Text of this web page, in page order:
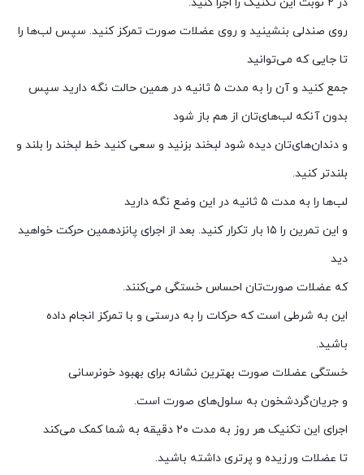
روی صندلی بنشینید و روی عضلات صورت تمرکز کنید. سپس لب‌ها را
تا جایی که می‌توانید
جمع کنید و آن را به مدت ۵ ثانیه در همین حالت نگه ‌دارید سپس
بدون آنکه لب‌های‌تان از هم باز شود
و دندان‌های‌تان دیده شود لبخند بزنید و سعی کنید خط لبخند را بلند و
بلندتر کنید.
لب‌ها را به مدت ۵ ثانیه در این وضع نگه دارید
و این تمرین را ۱۵ بار تکرار کنید. بعد از اجرای پانزدهمین حرکت خواهید
دید
که عضلات صورت‌تان احساس خستگی می‌کنند.
این به شرطی است که حرکات را به درستی و با تمرکز انجام داده
باشید.
خستگی عضلات صورت بهترین نشانه برای بهبود خونرسانی
و جریان‌گردشخون به سلول‌های صورت است.
اجرای این تکنیک هر روز به مدت ۲۰ دقیقه به شما کمک می‌کند
تا عضلات ورزیده و پرتری داشته باشید.